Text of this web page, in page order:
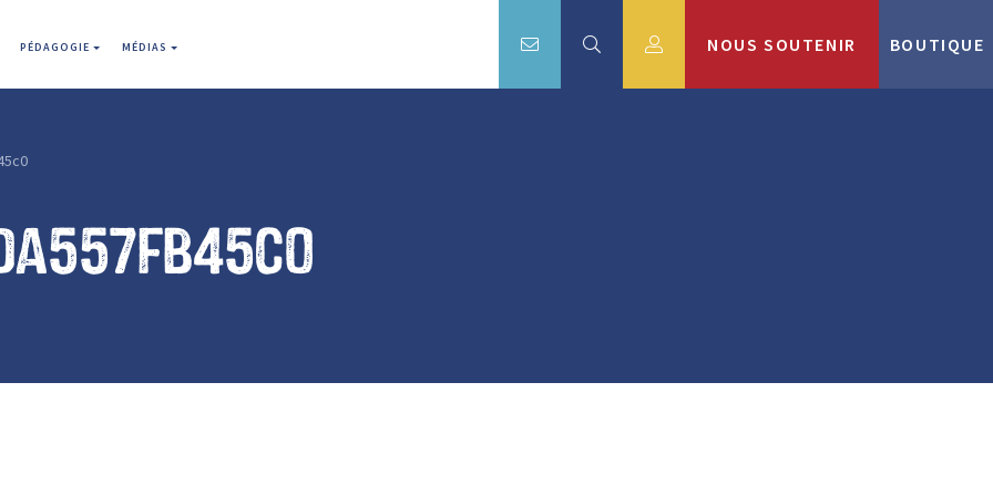
PÉDAGOGIE MÉDIAS NOUS SOUTENIR BOUTIQUE